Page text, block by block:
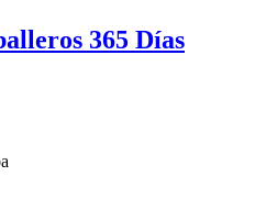
365 Días